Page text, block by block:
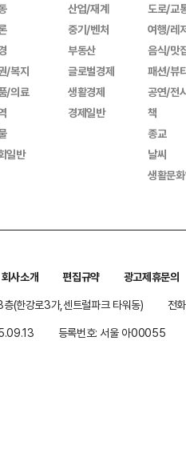
/복지
/의료
일반
산업/재계
중기/벤처
부동산
글로벌경제
생활경제
경제일반
도로/교
여행/레
음식/맛
패션/뷰
공연/전
책
종교
날씨
생활문
회사소개 편집규약
광고제휴문의
(한강로3가,센트럴파크 타워동)
전
등록번호: 서울 아00055